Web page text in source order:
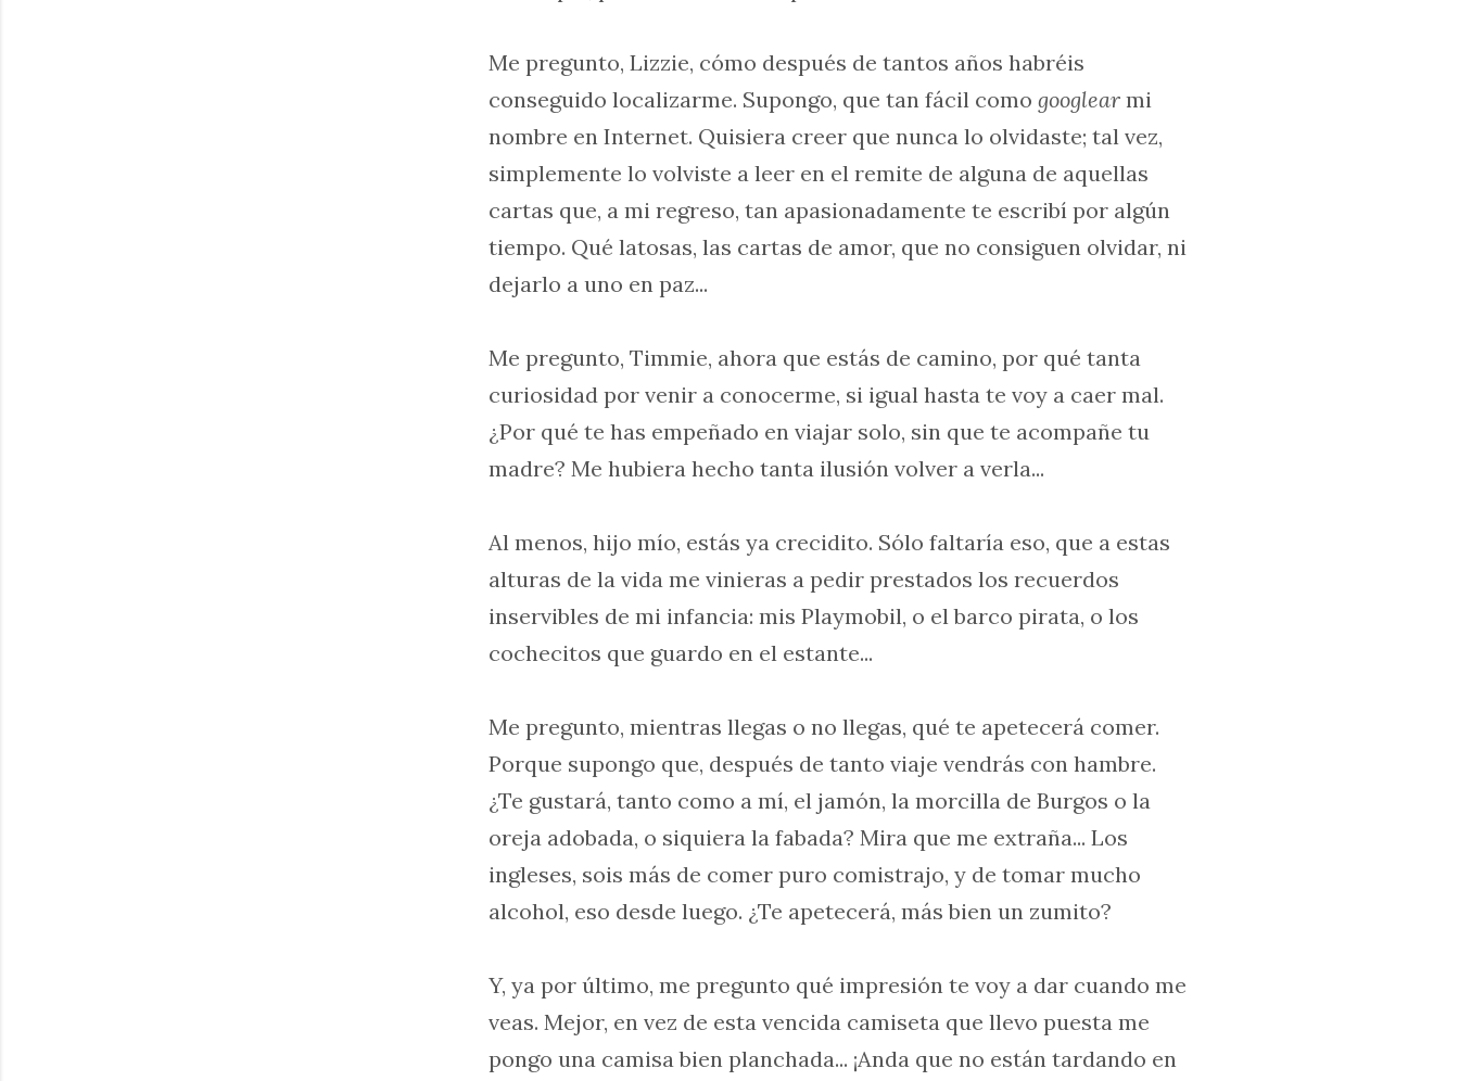
Me pregunto, Lizzie, cómo después de tantos años habréis
conseguido localizarme. Supongo, que tan fácil como googlearmi
nombre en Internet. Quisiera creer que nunca lo olvidaste; tal vez,
simplemente lo volviste a leer en el remite de alguna de aquellas
cartas que, a mi regreso, tan apasionadamente te escribí por algún
tiempo. Qué latosas, las cartas de amor, que no consiguen olvidar, ni
dejarlo a uno en paz...
Me pregunto, Timmie, ahora que estás de camino, por qué tanta
curiosidad por venir a conocerme, si igual hasta te voy a caer mal.
¿Por qué te has empeñado en viajar solo, sin que te acompañe tu
madre? Me hubiera hecho tanta ilusión volver a verla...
Al menos, hijo mío, estás ya crecidito. Sólo faltaría eso, que a estas
alturas de la vida me vinieras a pedir prestados los recuerdos
inservibles de mi infancia: mis Playmobil, o el barco pirata, o los
cochecitos que guardo en el estante...
Me pregunto, mientras llegas o no llegas, qué te apetecerá comer.
Porque supongo que, después de tanto viaje vendrás con hambre.
¿Te gustará, tanto como a mí, el jamón, la morcilla de Burgos o la
oreja adobada, o siquiera la fabada? Mira que me extraña... Los
ingleses, sois más de comer puro comistrajo, y de tomar mucho
alcohol, eso desde luego. ¿Te apetecerá, más bien un zumito?
Y, ya por último, me pregunto qué impresión te voy a dar cuando me
veas. Mejor, en vez de esta vencida camiseta que llevo puesta me
pongo una camisa bien planchada... ¡Anda que no están tardando en